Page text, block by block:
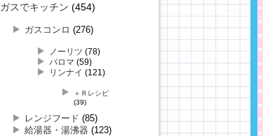
ガスでキッチン (454)
ガスコンロ (276)
ノーリツ (78)
パロマ (59)
リンナイ (121)
＋Ｒレシピ
(39)
レンジフード (85)
給湯器・湯沸器 (123)